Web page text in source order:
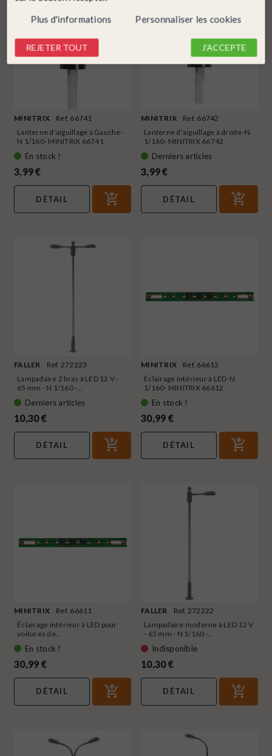
MINITRIX
Ref. 66741
Lanterne d'aiguillage à Gauche-
N 1/160- MINITRIX 66741
En stock !
3,99 €
DÉTAIL
MINITRIX
Ref. 66742
Lanterne d'aiguillage à droite-N
1/160- MINITRIX 66742
Derniers articles
3,99 €
DÉTAIL
FALLER
Ref. 272223
Lampadaire 2 bras à LED 12 V -
65 mm - N 1/160 -...
Derniers articles
10,30 €
DÉTAIL
MINITRIX
Ref. 66612
Éclairage intérieur à LED-N
1/160- MINITRIX 66612
En stock !
30,99 €
DÉTAIL
MINITRIX
Ref. 66611
Éclairage intérieur à LED pour
voitures de...
En stock !
30,99 €
DÉTAIL
FALLER
Ref. 272222
Lampadaire moderne à LED 12 V
- 65 mm - N 1/160 -...
Indisponible
10,30 €
DÉTAIL
Plus d'informations Personnaliser les cookies
REJETER TOUT J'ACCEPTE